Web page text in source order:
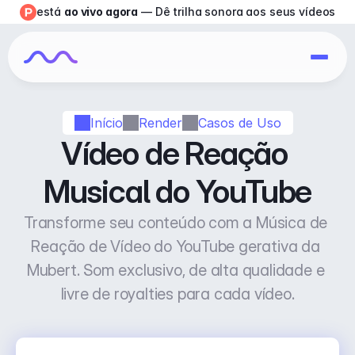
Início Render Casos de Uso
Vídeo de Reação
Musical do YouTube
Transforme seu conteúdo com a Música de
Reação de Vídeo do YouTube gerativa da
Mubert. Som exclusivo, de alta qualidade e
livre de royalties para cada vídeo.
está ao vivo agora — Dê trilha sonora aos seus vídeos